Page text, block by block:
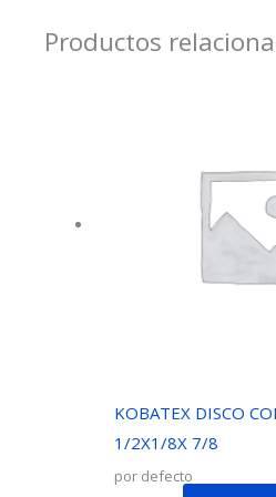
Productos
KOBATEX DISCO
1/2X1/8X 7/8
por defecto